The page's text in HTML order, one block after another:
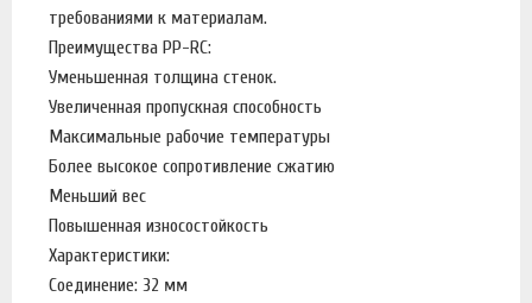
требованиями к материалам.
Преимущества PP-RC:
Уменьшенная толщина стенок.
Увеличенная пропускная способность
Максимальные рабочие температуры
Более высокое сопротивление сжатию
Меньший вес
Повышенная износостойкость
Характеристики:
Соединение: 32 мм